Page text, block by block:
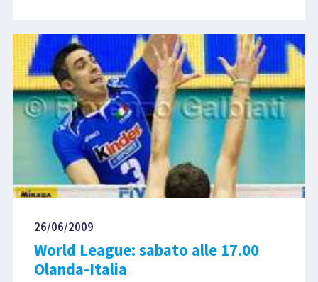
26/06/2009
World League: sabato alle 17.00
Olanda-Italia